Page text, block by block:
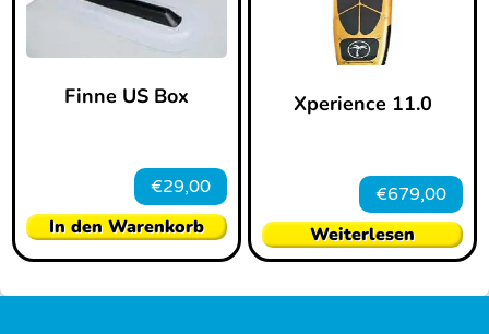
Finne US Box
€29,00
In den Warenkorb
Xperience 11.0
€679,00
Weiterlesen